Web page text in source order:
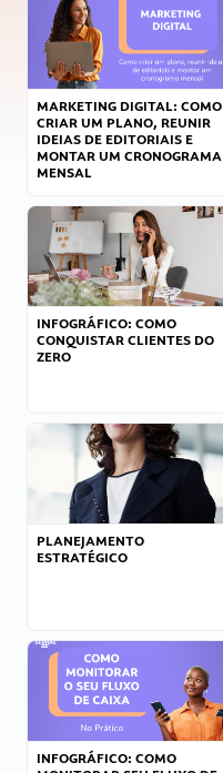
MARKETING DIGITAL: COMO
CRIAR UM PLANO, REUNIR
IDEIAS DE EDITORIAIS E
MONTAR UM CRONOGRAMA
MENSAL
INFOGRÁFICO: COMO
CONQUISTAR CLIENTES DO
ZERO
PLANEJAMENTO
ESTRATÉGICO
INFOGRÁFICO: COMO